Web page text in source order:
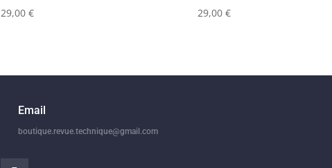
29,00 € 29,00 €
Email
boutique.revue.technique@gmail.com